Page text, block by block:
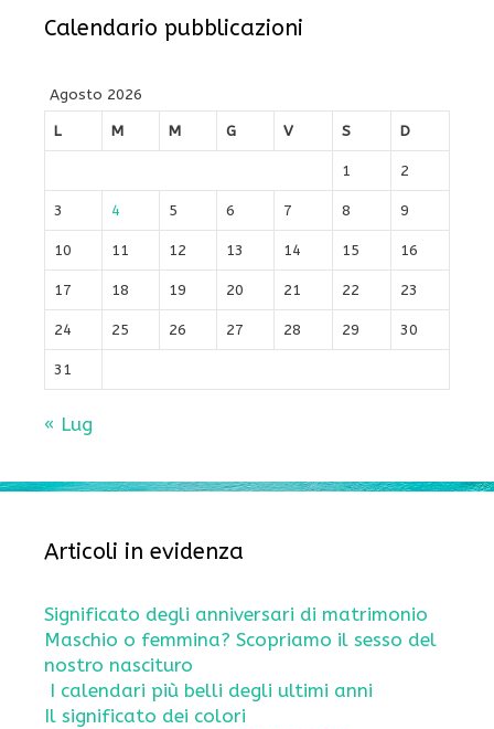
Calendario pubblicazioni
Agosto 2026
L
M M G V S D
1 2
3 4 5 6 7 8 9
10 11 12 13 14 15 16
17 18 19 20 21 22 23
24 25 26 27 28 29 30
31
« Lug
Articoli in evidenza
Significato degli anniversari di matrimonio
Maschio o femmina? Scopriamo il sesso del
nostro nascituro
I calendari più belli degli ultimi anni
Il significato dei colori